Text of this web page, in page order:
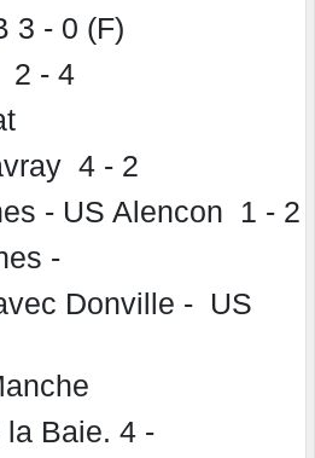
3 - 0 (F)
2 - 4
4 - 2
- US Alencon 1 - 2
-
Donville - US
la Baie. 4 -